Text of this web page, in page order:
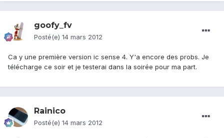
goofy_fv
Posté(e) 14 mars 2012
Ca y une première version ic sense 4. Y'a encore des probs. Je
télécharge ce soir et je testerai dans la soirée pour ma part.
Rainico
Posté(e) 14 mars 2012